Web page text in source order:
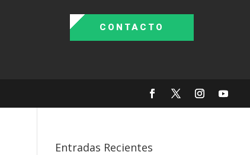
CONTACTO
Entradas Recientes